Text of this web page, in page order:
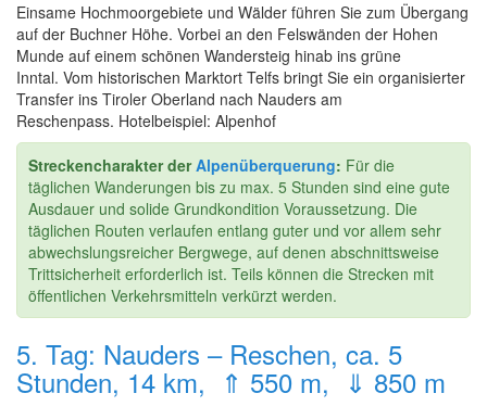
Einsame Hochmoorgebiete und Wälder führen Sie zum Übergang
auf der Buchner Höhe. Vorbei an den Felswänden der Hohen
Munde auf einem schönen Wandersteig hinab ins grüne
Inntal. Vom historischen Marktort Telfs bringt Sie ein organisierter
Transfer ins Tiroler Oberland nach Nauders am
Reschenpass. Hotelbeispiel: Alpenhof
Streckencharakter derAlpenüberquerung: Für die
täglichen Wanderungen bis zu max. 5 Stunden sind eine gute
Ausdauer und solide Grundkondition Voraussetzung. Die
täglichen Routen verlaufen entlang guter und vor allem sehr
abwechslungsreicher Bergwege, auf denen abschnittsweise
Trittsicherheit erforderlich ist. Teils können die Strecken mit
öffentlichen Verkehrsmitteln verkürzt werden.
5. Tag: Nauders – Reschen, ca. 5
Stunden, 14 km, ⇑ 550 m, ⇓ 850 m